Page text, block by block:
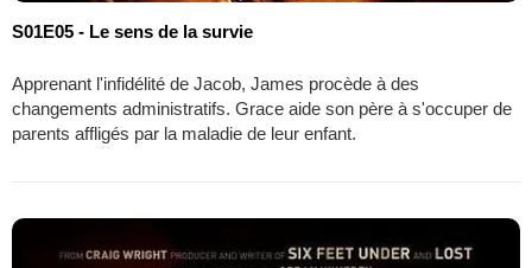
S01E05 - Le sens de la survie
Apprenant l'infidélité de Jacob, James procède à des
changements administratifs. Grace aide son père à s'occuper de
parents affligés par la maladie de leur enfant.